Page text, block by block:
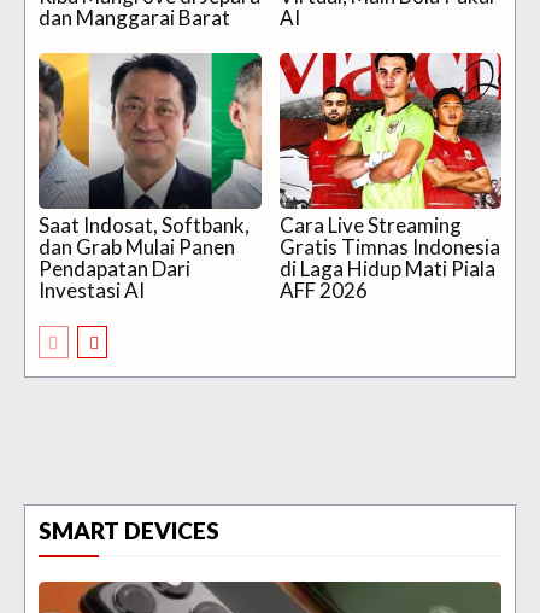
dan Manggarai Barat
AI
Saat Indosat, Softbank,
dan Grab Mulai Panen
Pendapatan Dari
Investasi AI
Cara Live Streaming
Gratis Timnas Indonesia
di Laga Hidup Mati Piala
AFF 2026
SMART DEVICES